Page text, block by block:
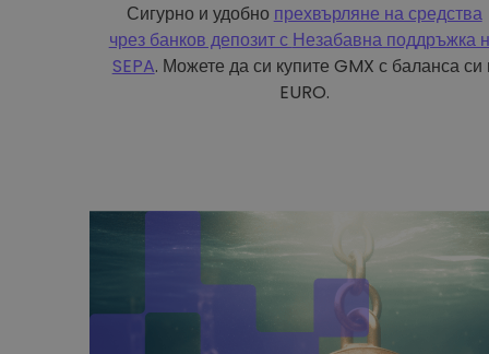
Сигурно и удобно прехвърляне на средства
чрез банков депозит с Незабавна поддръжка
SEPA. Можете да си купите GMX с баланса си
EURO.